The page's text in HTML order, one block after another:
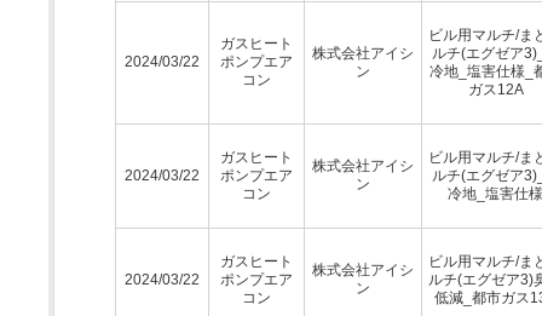
2024/03/22
ガスヒート
ポンプエア
コン
株式会社アイシ
ン
ビル用マルチ/ま
ルチ(エグゼア
冷地_塩害仕様_
ガス12A
2024/03/22
ガスヒート
ポンプエア
コン
株式会社アイシ
ン
ビル用マルチ/ま
ルチ(エグゼア
冷地_塩害仕様
2024/03/22
ガスヒート
ポンプエア
コン
株式会社アイシ
ン
ビル用マルチ/ま
ルチ(エグゼア3)
低減_都市ガス